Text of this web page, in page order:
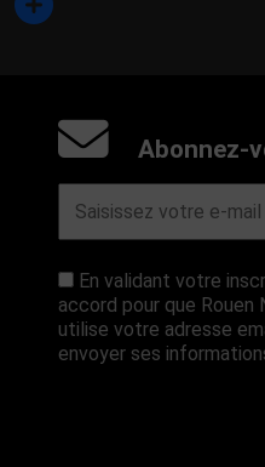
Abonnez-
En validant votre
accord pour que
utilise votre adresse
envoyer ses